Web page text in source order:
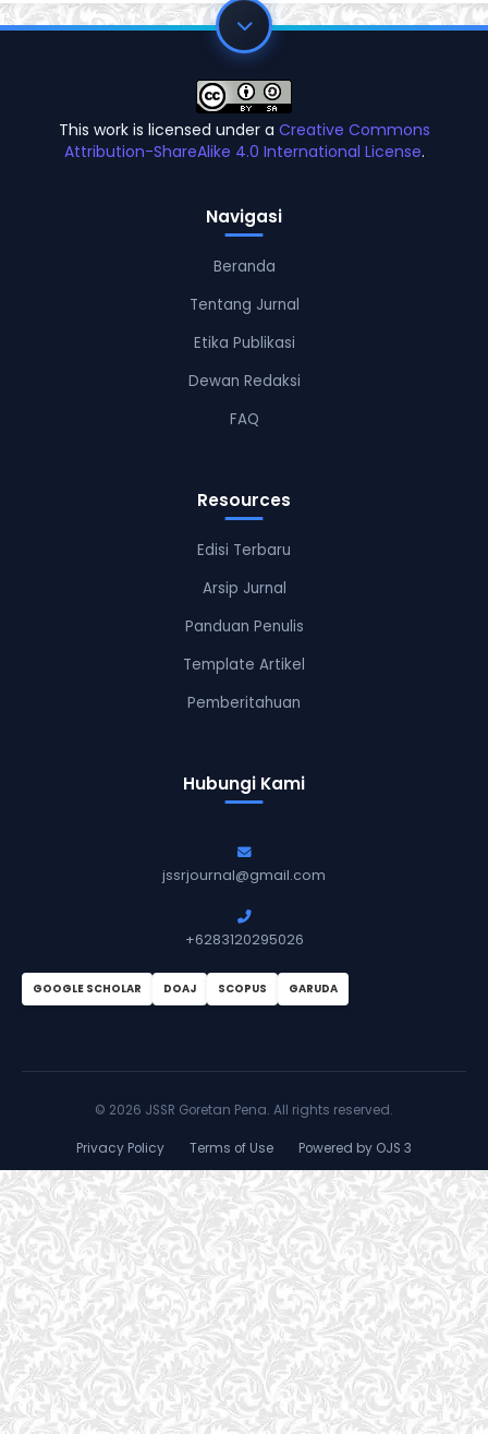
This work is licensed under a Creative Commons
Attribution-ShareAlike 4.0 International License.
Navigasi
Beranda
Tentang Jurnal
Etika Publikasi
Dewan Redaksi
FAQ
Resources
Edisi Terbaru
Arsip Jurnal
Panduan Penulis
Template Artikel
Pemberitahuan
Hubungi Kami
jssrjournal@gmail.com
+6283120295026
GOOGLE SCHOLAR DOAJ SCOPUS GARUDA
© 2026 JSSR Goretan Pena. All rights reserved.
Privacy Policy Terms of Use Powered by OJS 3